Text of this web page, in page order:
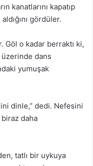
kanatlarını kapatıp
gördüler.
Göl o kadar berraktı ki,
üzerinde dans
yumuşak
dinle,” dedi. Nefesini
daha
tatlı bir uykuya